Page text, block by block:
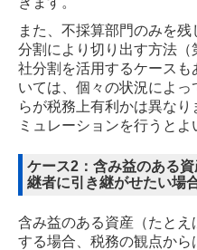
また、不採算部門のみを
分割により切り出す方法
社分割を活用するケース
いては、個々の状況によ
らが税務上有利かは異な
ミュレーションを行うとよ
ケース2：含み益のある
継者に引き継がせたい場
含み益のある資産（たと
する場合、税務の観点か